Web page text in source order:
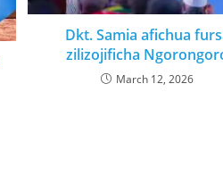
Dkt. Samia afichua
zilizojificha
March 12, 2026